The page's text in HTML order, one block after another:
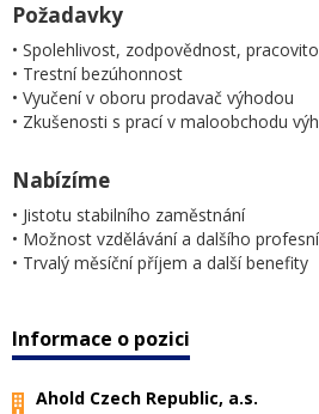
Požadavky
• Spolehlivost, zodpovědnost,
• Trestní bezúhonnost
• Vyučení v oboru prodavač výhodou
• Zkušenosti s prací v maloobchodu
Nabízíme
• Jistotu stabilního zaměstnání
• Možnost vzdělávání a dalšího
• Trvalý měsíční příjem a další benefity
Informace o pozici
Ahold Czech Republic, a.s.